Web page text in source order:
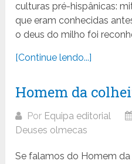
culturas pré-hispânicas:
que eram conhecidas
o deus do milho foi
[Continue lendo...]
Homem da
Por Equipa editorial
Deuses olmecas
Se falamos do Homem